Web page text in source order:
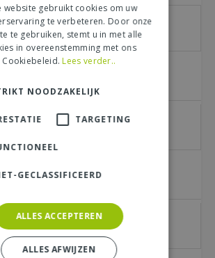
website gebruikt cookies om uw
te verbeteren. Door onze
te gebruiken, stemt u in met alle
in overeenstemming met ons
Cookiebeleid. Lees verder..
NOODZAKELIJK
TARGETING
GECLASSIFICEERD
ALLES ACCEPTEREN
ALLES AFWIJZEN